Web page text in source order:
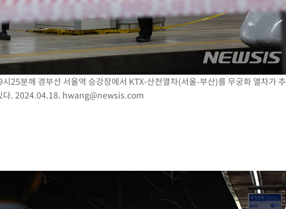
25분께 경부선 서울역 승강장에서 KTX-산천열차(서울-부산)를 무궁화 열차가 추
다. 2024.04.18. hwang@newsis.com